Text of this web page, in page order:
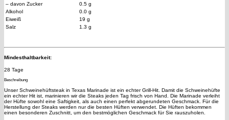
– davon Zucker
0.5 g
Alkohol
0.0 g
Eiweiß
19 g
Salz
1.3 g
Mindesthaltbarkeit:
28 Tage
Beschreibung
Unser Schweinehüftsteak in Texas Marinade ist ein echter Grill-Hit. Damit die Schweinehüfte
ein echter Hit ist, marinieren wir die Steaks jeden Tag frisch von Hand. Die Marinade verleiht
der Hüfte sowohl eine Saftigkeit, als auch einen perfekt abgerundeten Geschmack. Für die
Herstellung der Steaks werden nur die besten Hüften verwendet. Die Hüften bekommen
einen besonderen Zuschnitt, um den bestmöglichen Geschmack für Sie rauszuholen.